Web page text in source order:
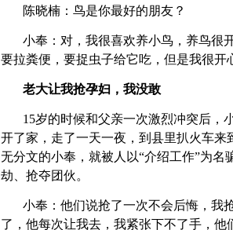
陈晓楠 ：鸟是你最好的朋友？
小奉：对，我很喜欢养小鸟，养鸟很
要拉粪便，要捉虫子给它吃，但是我很开
老大让我抢孕妇，我没敢
15岁的时候和父亲一次激烈冲突后，
开了家，走了一天一夜，到县里扒火车来
无分文的小奉，就被人以“介绍工作”为名
劫、抢夺团伙。
小奉：他们说抢了一次不会后悔，我
了，他每次让我去，我紧张下不了手，他